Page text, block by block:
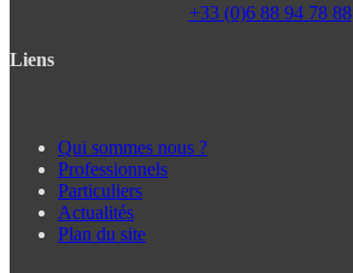
+33 (0)6 88 94 78 88
Liens
Qui sommes nous ?
Professionnels
Particuliers
Actualités
Plan du site